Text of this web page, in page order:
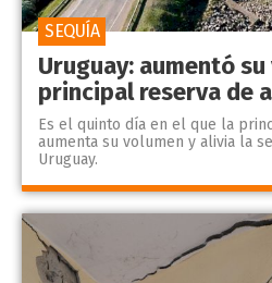
Uruguay: aumentó
principal reserva de
Es el quinto día en el que la
aumenta su volumen y alivia la
Uruguay.
SEQUÍA